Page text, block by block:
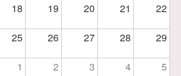
18 19 20 21 22
25 26 27 28 29
1 2 3 4 5